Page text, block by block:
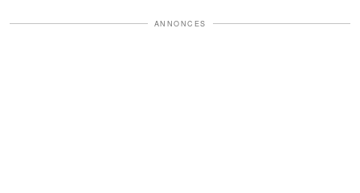
ANNONCES